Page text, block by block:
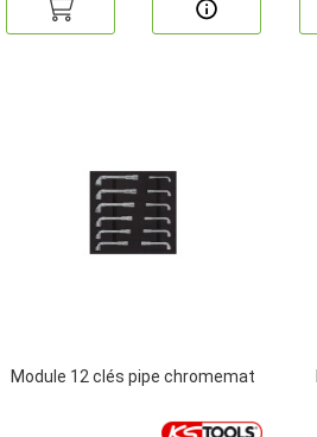
Module 12 clés pipe chromemat